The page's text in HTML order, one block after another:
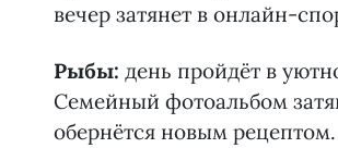
вечер затянет в онлайн-
Рыбы: день пройдёт в
Семейный фотоальбом
обернётся новым